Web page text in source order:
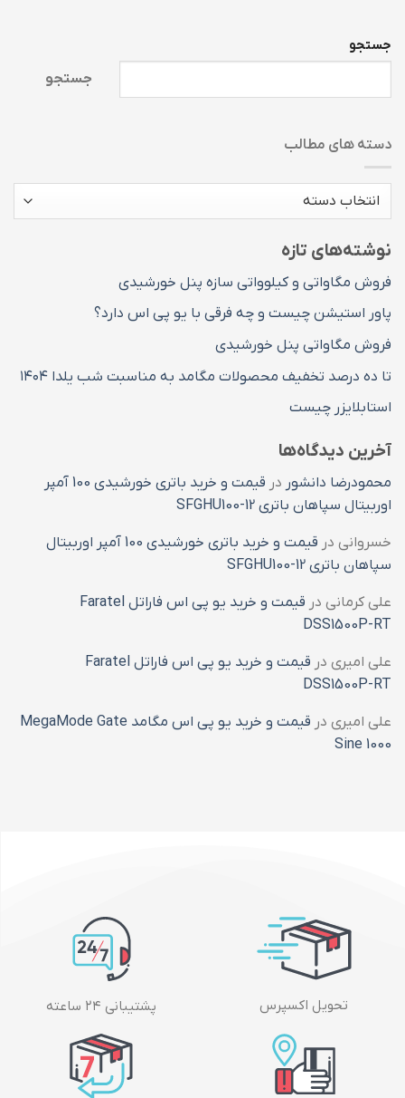
جستجو
جستجو
دسته های مطالب
دسته
نوشته‌های تازه
فروش مگاواتی و کیلوواتی سازه پنل خورشیدی
پاور استیشن چیست و چه فرقی با یو پی اس دارد؟
فروش مگاواتی پنل خورشیدی
تا ده درصد تخفیف محصولات مگامد به مناسبت شب یلدا ۱۴۰۴
استابلایزر چیست
آخرین دیدگاه‌ها
محمودرضا دانشور در
قیمت و خرید باتری خورشیدی 100 آمپر
اوربیتال سپاهان باتری SFGHU100-12
خسروانی در
قیمت و خرید باتری خورشیدی 100 آمپر اوربیتال
سپاهان باتری SFGHU100-12
علی کرمانی در
قیمت و خرید یو پی اس فاراتل Faratel
DSS1500P-RT
علی امیری در
قیمت و خرید یو پی اس فاراتل Faratel
DSS1500P-RT
علی امیری در
قیمت و خرید یو پی اس مگامد MegaMode Gate
Sine 1000
تحویل اکسپرس پشتیبانی ۲۴ ساعته